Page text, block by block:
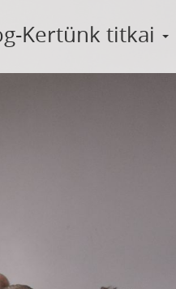
Kertünk titkai